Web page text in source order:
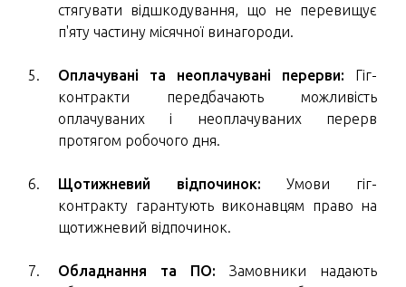
стягувати відшкодування, що не перевищує
п'яту частину місячної винагороди.
Оплачувані та неоплачувані перерви: Гіг-
контракти передбачають можливість
оплачуваних і неоплачуваних перерв
протягом робочого дня.
Щотижневий відпочинок: Умови гіг-
контракту гарантують виконавцям право на
щотижневий відпочинок.
Обладнання та ПО: Замовники надають